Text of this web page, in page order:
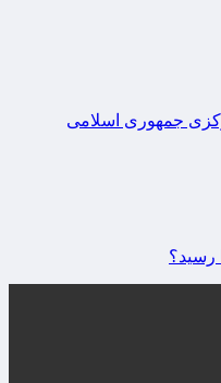
جمهوری اسلامی
رسید؟